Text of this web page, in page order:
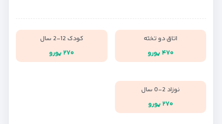
اتاق دو تخته
۴۷۰ یورو
کودک 12-2 سال
۲۷۰ یورو
نوزاد 2-0 سال
۲۷۰ یورو